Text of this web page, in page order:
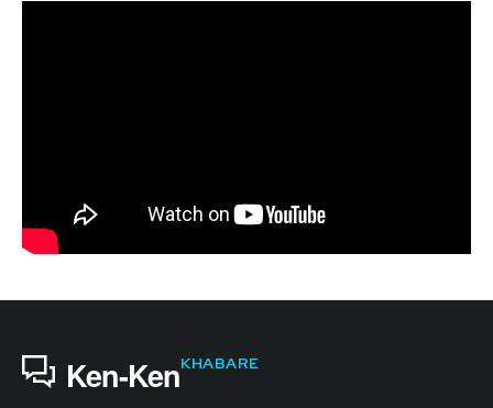
Ken-KenKHABARE